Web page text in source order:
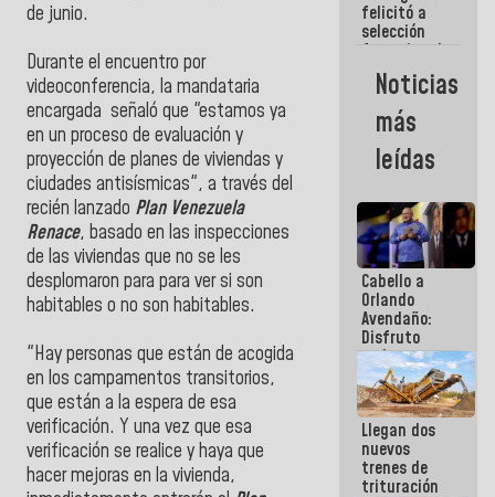
de junio.
Durante el encuentro por
videoconferencia, la mandataria
encargada señaló que "estamos ya
en un proceso de evaluación y
proyección de planes de viviendas y
ciudades antisísmicas", a través del
recién lanzado Plan Venezuela
Renace, basado en las inspecciones
de las viviendas que no se les
desplomaron para para ver si son
habitables o no son habitables.
"Hay personas que están de acogida
en los campamentos transitorios,
que están a la espera de esa
verificación. Y una vez que esa
verificación se realice y haya que
hacer mejoras en la vivienda,
América
felicitó a
selección
femenina de
baloncesto
por su
clasificación
a la
AmeriCup
2027
Noticias
más
leídas
Cabello a
Orlando
Avendaño:
Disfruto
cada vez
que escribes
porque lo
que haces
es
embarrarla
Llegan dos
nuevos
trenes de
trituración